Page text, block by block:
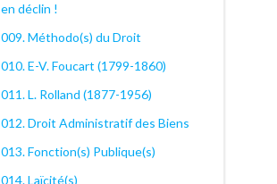
en déclin !
009. Méthodo(s) du Droit
010. E-V. Foucart (1799-1860)
011. L. Rolland (1877-1956)
012. Droit Administratif des Biens
013. Fonction(s) Publique(s)
014. Laïcité(s)